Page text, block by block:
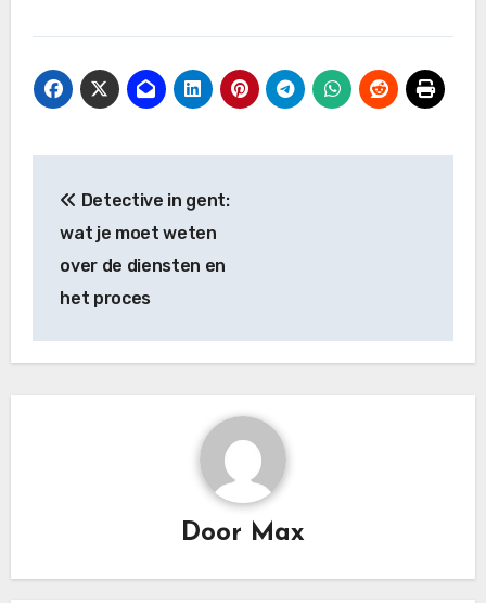
navigatie
Detective in gent:
wat je moet weten
over de diensten en
het proces
Door Max